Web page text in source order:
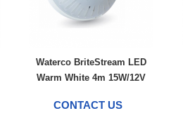
Waterco BriteStream LED
Warm White 4m 15W/12V
CONTACT US